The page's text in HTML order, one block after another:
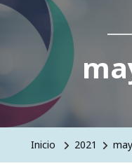
Inicio 2021